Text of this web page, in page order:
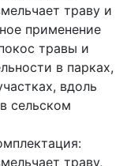
траву и
применение
травы и
в парках,
вдоль
сельском
траву,